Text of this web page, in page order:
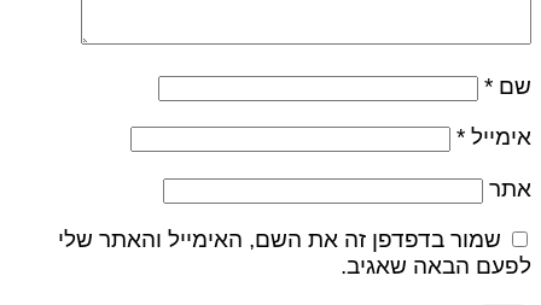
שם *
אימייל *
אתר
שמור בדפדפן זה את השם, האימייל והאתר שלי
לפעם הבאה שאגיב.